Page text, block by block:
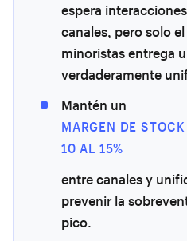
espera
canales, pero solo
minoristas entrega
verdaderamente
Mantén un
MARGEN DE
10 AL 15%
entre canales y
prevenir la
pico.